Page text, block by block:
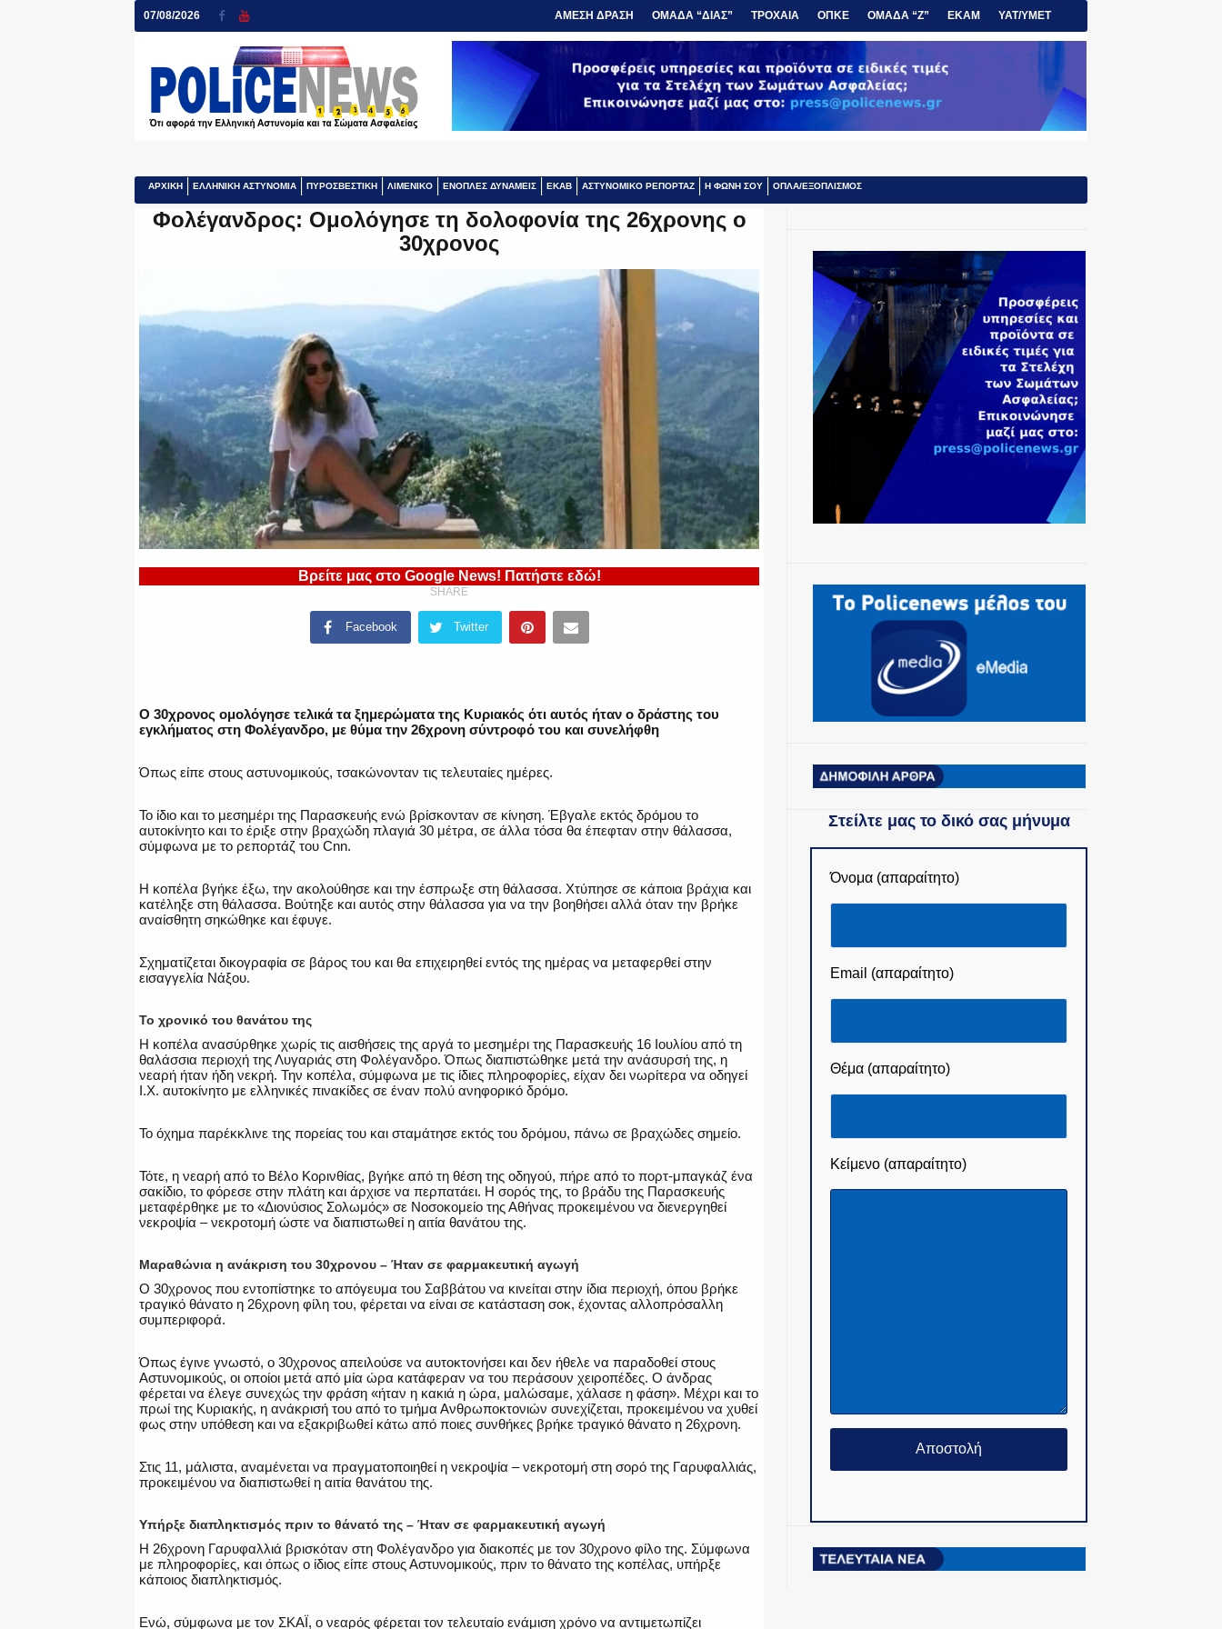
07/08/2026 ΑΜΕΣΗ ΔΡΑΣΗ ΟΜΑΔΑ “ΔΙΑΣ” ΤΡΟΧΑΙΑ ΟΠΚΕ ΟΜΑΔΑ “Ζ” ΕΚΑΜ ΥΑΤ/ΥΜΕΤ
ΑΡΧΙΚΗ ΕΛΛΗΝΙΚΗ ΑΣΤΥΝΟΜΙΑ ΠΥΡΟΣΒΕΣΤΙΚΗ ΛΙΜΕΝΙΚΟ ΕΝΟΠΛΕΣ ΔΥΝΑΜΕΙΣ ΕΚΑΒ ΑΣΤΥΝΟΜΙΚΟ ΡΕΠΟΡΤΑΖ Η ΦΩΝΗ ΣΟΥ ΟΠΛΑ/ΕΞΟΠΛΙΣΜΟΣ
Φολέγανδρος: Ομολόγησε τη δολοφονία της 26χρονης ο
30χρονος
Βρείτε μας στο Google News! Πατήστε εδώ!
SHARE
Facebook Twitter
Ο 30χρονος ομολόγησε τελικά τα ξημερώματα της Κυριακός ότι αυτός ήταν ο δράστης του
εγκλήματος στη Φολέγανδρο, με θύμα την 26χρονη σύντροφό του και συνελήφθη
Όπως είπε στους αστυνομικούς, τσακώνονταν τις τελευταίες ημέρες.
Το ίδιο και το μεσημέρι της Παρασκευής ενώ βρίσκονταν σε κίνηση. Έβγαλε εκτός δρόμου το
αυτοκίνητο και το έριξε στην βραχώδη πλαγιά 30 μέτρα, σε άλλα τόσα θα έπεφταν στην θάλασσα,
σύμφωνα με το ρεπορτάζ του Cnn.
Η κοπέλα βγήκε έξω, την ακολούθησε και την έσπρωξε στη θάλασσα. Χτύπησε σε κάποια βράχια και
κατέληξε στη θάλασσα. Βούτηξε και αυτός στην θάλασσα για να την βοηθήσει αλλά όταν την βρήκε
αναίσθητη σηκώθηκε και έφυγε.
Σχηματίζεται δικογραφία σε βάρος του και θα επιχειρηθεί εντός της ημέρας να μεταφερθεί στην
εισαγγελία Νάξου.
Το χρονικό του θανάτου της
Η κοπέλα ανασύρθηκε χωρίς τις αισθήσεις της αργά το μεσημέρι της Παρασκευής 16 Ιουλίου από τη
θαλάσσια περιοχή της Λυγαριάς στη Φολέγανδρο. Όπως διαπιστώθηκε μετά την ανάσυρσή της, η
νεαρή ήταν ήδη νεκρή. Την κοπέλα, σύμφωνα με τις ίδιες πληροφορίες, είχαν δει νωρίτερα να οδηγεί
Ι.Χ. αυτοκίνητο με ελληνικές πινακίδες σε έναν πολύ ανηφορικό δρόμο.
Το όχημα παρέκκλινε της πορείας του και σταμάτησε εκτός του δρόμου, πάνω σε βραχώδες σημείο.
Τότε, η νεαρή από το Βέλο Κορινθίας, βγήκε από τη θέση της οδηγού, πήρε από το πορτ-μπαγκάζ ένα
σακίδιο, το φόρεσε στην πλάτη και άρχισε να περπατάει. Η σορός της, το βράδυ της Παρασκευής
μεταφέρθηκε με το «Διονύσιος Σολωμός» σε Νοσοκομείο της Αθήνας προκειμένου να διενεργηθεί
νεκροψία – νεκροτομή ώστε να διαπιστωθεί η αιτία θανάτου της.
Μαραθώνια η ανάκριση του 30χρονου – Ήταν σε φαρμακευτική αγωγή
Ο 30χρονος που εντοπίστηκε το απόγευμα του Σαββάτου να κινείται στην ίδια περιοχή, όπου βρήκε
τραγικό θάνατο η 26χρονη φίλη του, φέρεται να είναι σε κατάσταση σοκ, έχοντας αλλοπρόσαλλη
συμπεριφορά.
Όπως έγινε γνωστό, ο 30χρονος απειλούσε να αυτοκτονήσει και δεν ήθελε να παραδοθεί στους
Αστυνομικούς, οι οποίοι μετά από μία ώρα κατάφεραν να του περάσουν χειροπέδες. Ο άνδρας
φέρεται να έλεγε συνεχώς την φράση «ήταν η κακιά η ώρα, μαλώσαμε, χάλασε η φάση». Μέχρι και το
πρωί της Κυριακής, η ανάκρισή του από το τμήμα Ανθρωποκτονιών συνεχίζεται, προκειμένου να χυθεί
φως στην υπόθεση και να εξακριβωθεί κάτω από ποιες συνθήκες βρήκε τραγικό θάνατο η 26χρονη.
Στις 11, μάλιστα, αναμένεται να πραγματοποιηθεί η νεκροψία – νεκροτομή στη σορό της Γαρυφαλλιάς,
προκειμένου να διαπιστωθεί η αιτία θανάτου της.
Υπήρξε διαπληκτισμός πριν το θάνατό της – Ήταν σε φαρμακευτική αγωγή
Η 26χρονη Γαρυφαλλιά βρισκόταν στη Φολέγανδρο για διακοπές με τον 30χρονο φίλο της. Σύμφωνα
με πληροφορίες, και όπως ο ίδιος είπε στους Αστυνομικούς, πριν το θάνατο της κοπέλας, υπήρξε
κάποιος διαπληκτισμός.
Ενώ, σύμφωνα με τον ΣΚΑΪ, ο νεαρός φέρεται τον τελευταίο ενάμιση χρόνο να αντιμετωπίζει
Στείλτε μας το δικό σας μήνυμα
Όνομα (απαραίτητο)
Email (απαραίτητο)
Θέμα (απαραίτητο)
Κείμενο (απαραίτητο)